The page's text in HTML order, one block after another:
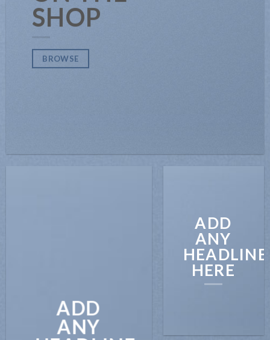
SHOP
BROWSE
ADD
ANY
ADD
ANY
HEADLINE
HERE